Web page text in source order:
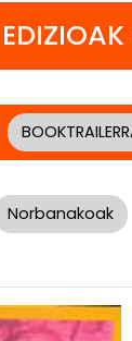
Norbanakoak